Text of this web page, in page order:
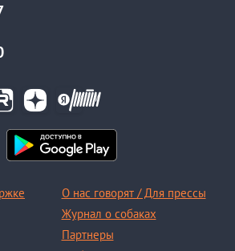
О нас говорят / Для прессы
Журнал о собаках
Партнеры